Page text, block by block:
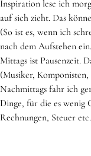
Inspiration lese ich
auf sich zieht. Das
(So ist es, wenn ich
nach dem Aufstehen
Mittags ist Pausenzeit.
(Musiker,
Nachmittags fahr ich
Dinge, für die es wenig
Rechnungen, Steuer